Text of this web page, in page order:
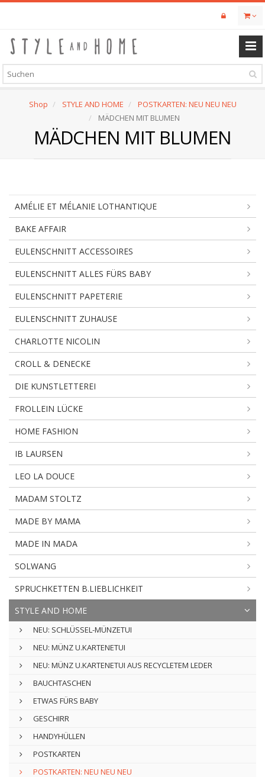
Skip
content
Shop STYLE AND HOME
POSTKARTEN: NEU NEU NEU
MÄDCHEN MIT BLUMEN
MÄDCHEN MIT BLUMEN
AMÉLIE ET MÉLANIE LOTHANTIQUE
BAKE AFFAIR
EULENSCHNITT ACCESSOIRES
EULENSCHNITT ALLES FÜRS BABY
EULENSCHNITT PAPETERIE
EULENSCHNITT ZUHAUSE
CHARLOTTE NICOLIN
CROLL & DENECKE
DIE KUNSTLETTEREI
FROLLEIN LÜCKE
HOME FASHION
IB LAURSEN
LEO LA DOUCE
MADAM STOLTZ
MADE BY MAMA
MADE IN MADA
SOLWANG
SPRUCHKETTEN B.LIEBLICHKEIT
STYLE AND HOME
NEU: SCHLÜSSEL-MÜNZETUI
NEU: MÜNZ U.KARTENETUI
NEU: MÜNZ U.KARTENETUI AUS RECYCLETEM LEDER
BAUCHTASCHEN
ETWAS FÜRS BABY
GESCHIRR
HANDYHÜLLEN
POSTKARTEN
POSTKARTEN: NEU NEU NEU